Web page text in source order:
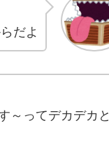
だよ
～ってデカデカと